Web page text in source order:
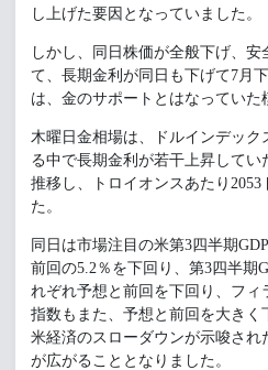
し上げた要因となっていました。
しかし、同日株価が全般下げ、
て、長期金利が同日も下げて7月
は、金のサポートとはなっていた
木曜日金相場は、ドルインデッ
る中で長期金利が若干上昇してい
推移し、トロイオンスあたり
た。
同日は市場注目の米第3四半期
前回の5.2％を下回り、第3四半期
れぞれ予想と前回を下回り、フ
指数もまた、予想と前回を大きく
米経済のスローダウンが示唆され
が広がることとなりました。